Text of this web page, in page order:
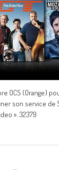
OCS (Orange)
son service de
». 32379